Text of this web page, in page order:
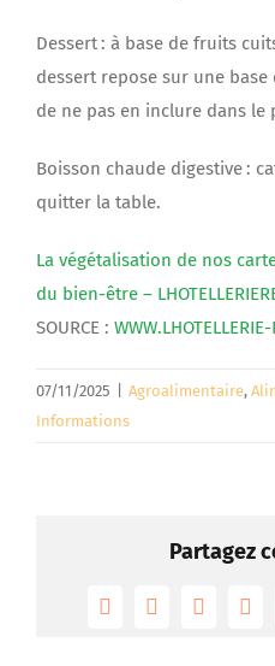
Dessert : à base de fruits
dessert repose sur une
de ne pas en inclure dans le
Boisson chaude digestive :
quitter la table.
La végétalisation de nos
du bien-être –
SOURCE :
07/11/2025 Agroalimentaire,
Informations
Partagez
FacebookTwitterReddit